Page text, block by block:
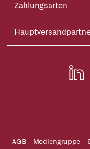
Zahlungsarten
AGB Mediengruppe